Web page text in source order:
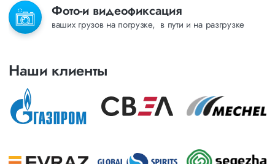
Фото-и видеофиксация
ваших грузов на погрузке, в пути и на разгрузке
Наши клиенты